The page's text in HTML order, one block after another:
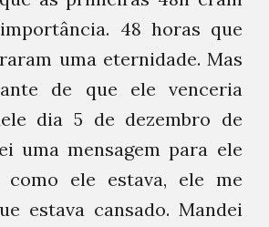
48 horas que
uma eternidade. Mas
de que ele venceria
dia 5 de dezembro de
uma mensagem para ele
como ele estava, ele me
estava cansado. Mandei